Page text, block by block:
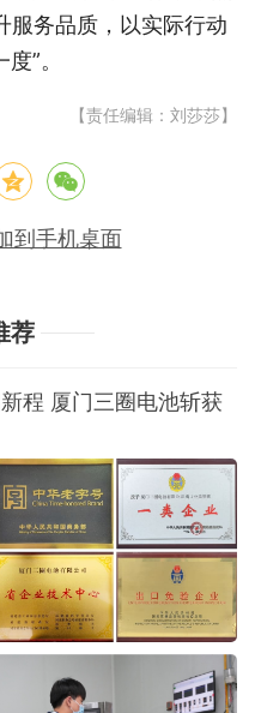
服务品质，以实际行动
”。
【责任编辑：刘莎莎】
到手机桌面
荐
程 厦门三圈电池斩获